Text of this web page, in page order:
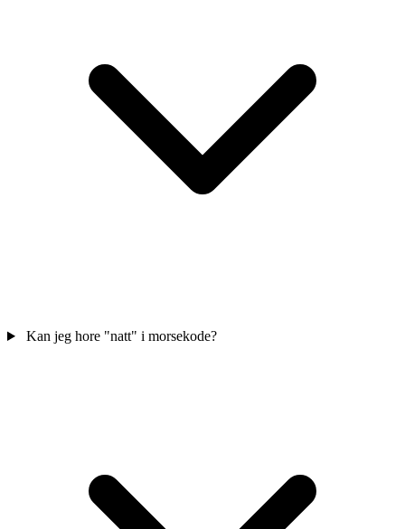
Kan jeg hore "natt" i morsekode?